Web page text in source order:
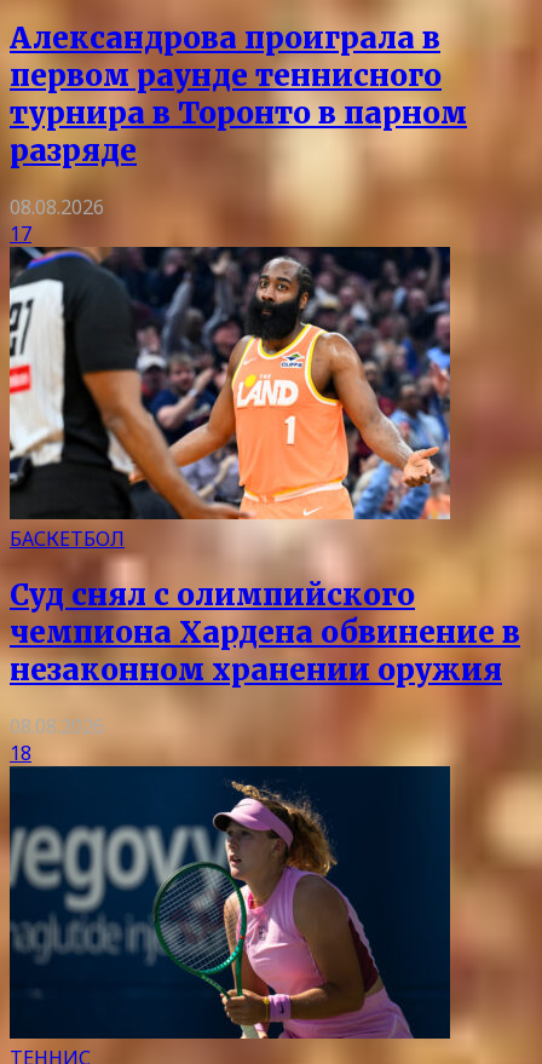
Александрова проиграла в
первом раунде теннисного
турнира в Торонто в парном
разряде
08.08.2026
17
БАСКЕТБОЛ
Суд снял с олимпийского
чемпиона Хардена обвинение в
незаконном хранении оружия
08.08.2026
18
ТЕННИС